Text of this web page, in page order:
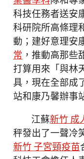
科技任務者送安
科研院所高條理
動；建好意理安
常，推動高那些
打算用來「與林
具，現在全部成
站和康乃馨辦事
江蘇新竹 成
秤發出了一聲冷
新竹 子宮頸疫苗